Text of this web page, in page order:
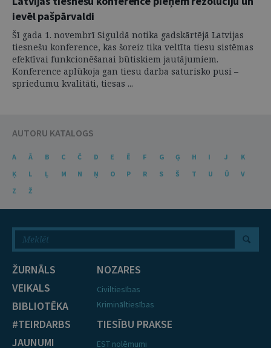
ievēl pašpārvaldi
Šī gada 1. novembrī Siguldā notika gadskārtējā Latvijas
tiesnešu konference, kas šoreiz tika veltīta tiesu sistēmas
efektīvai funkcionēšanai būtiskiem jautājumiem.
Konference aplūkoja gan tiesu darba saturisko pusi –
spriedumu kvalitāti, tiesas ...
AUTORU KATALOGS
A Ā B C Č D E Ē F G Ģ H I J
K
Ķ
L Ļ M N Ņ O P R S Š T U Ū
V
Z
Ž
ŽURNĀLS
VEIKALS
BIBLIOTĒKA
#TEIRDARBS
JAUNUMI
NOZARES
Civiltiesības
Krimināltiesības
TIESĪBU PRAKSE
EST nolēmumi